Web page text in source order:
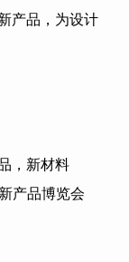
产品，为设计
，新材料
产品博览会